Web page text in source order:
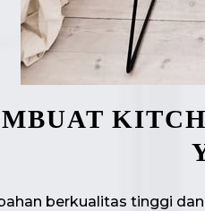
berkualitas tinggi